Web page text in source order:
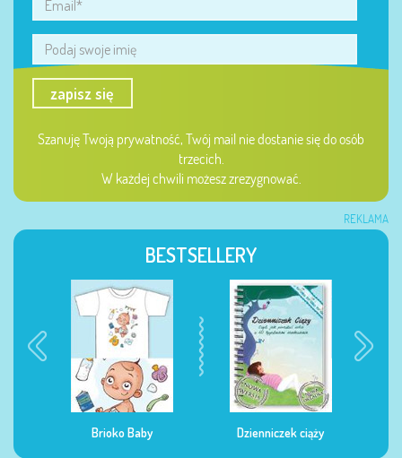
zapisz się
Szanuję Twoją prywatność, Twój mail nie dostanie się do osób
trzecich.
W każdej chwili możesz zrezygnować.
REKLAMA
BESTSELLERY
Dzienniczek ciąży Dzienniczek żywienia